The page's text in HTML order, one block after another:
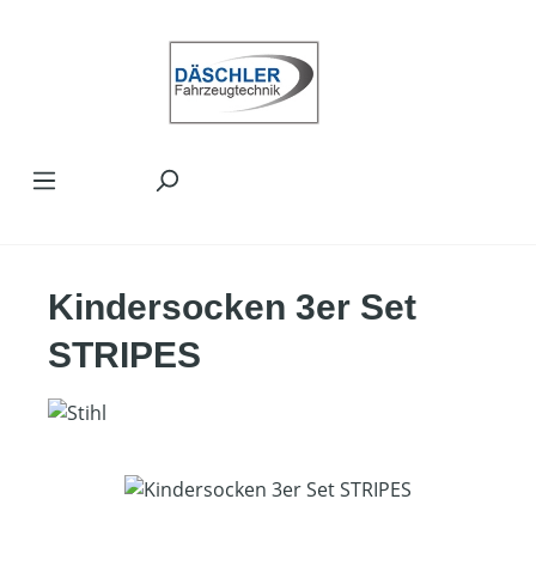
Kindersocken 3er Set
STRIPES
Bildergalerie überspringen